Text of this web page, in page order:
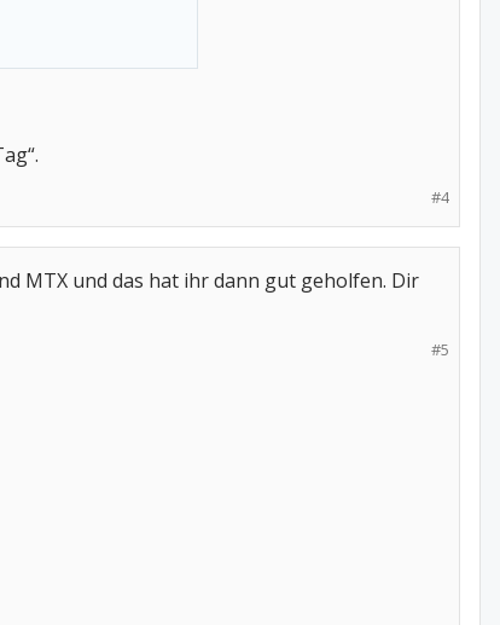
#4
MTX und das hat ihr dann gut geholfen. Dir
#5